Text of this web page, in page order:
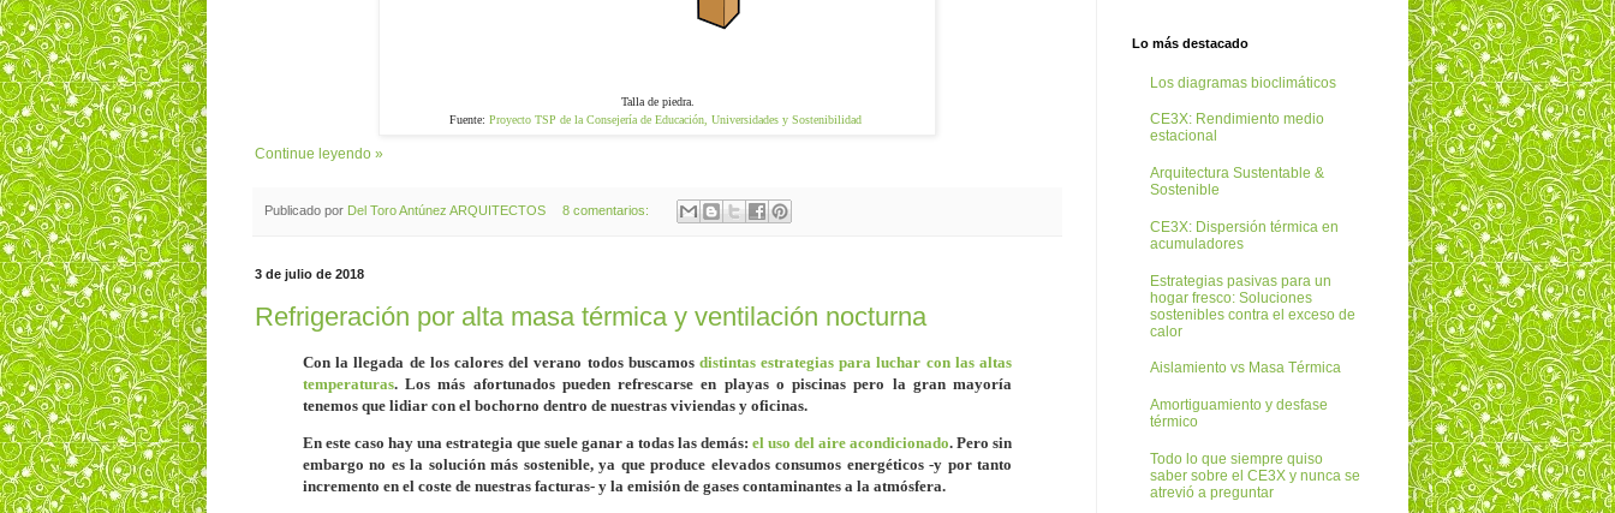
Talla de piedra.
Fuente: Proyecto TSP de la Consejería de Educación, Universidades y Sostenibilidad
Continue leyendo »
Publicado por Del Toro Antúnez ARQUITECTOS 8 comentarios:
3 de julio de 2018
Refrigeración por alta masa térmica y ventilación nocturna
Con la llegada de los calores del verano todos buscamosdistintas estrategias para luchar con las altas
temperaturas. Los más afortunados pueden refrescarse en playas o piscinas pero la gran mayoría
tenemos que lidiar con el bochorno dentro de nuestras viviendas y oficinas.
En este caso hay una estrategia que suele ganar a todas las demás: el uso del aire acondicionado. Pero sin
embargo no es la solución más sostenible, ya que produce elevados consumos energéticos -y por tanto
incremento en el coste de nuestras facturas- y la emisión de gases contaminantes a la atmósfera.
Lo más destacado
Los diagramas bioclimáticos
CE3X: Rendimiento medio
estacional
Arquitectura Sustentable &
Sostenible
CE3X: Dispersión térmica en
acumuladores
Estrategias pasivas para un
hogar fresco: Soluciones
sostenibles contra el exceso de
calor
Aislamiento vs Masa Térmica
Amortiguamiento y desfase
térmico
Todo lo que siempre quiso
saber sobre el CE3X y nunca se
atrevió a preguntar